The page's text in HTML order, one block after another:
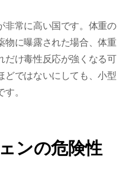
非常に高い国です。体重の
物に曝露された場合、体重
だけ毒性反応が強くなる可
どではないにしても、小型
。
ンの危険性